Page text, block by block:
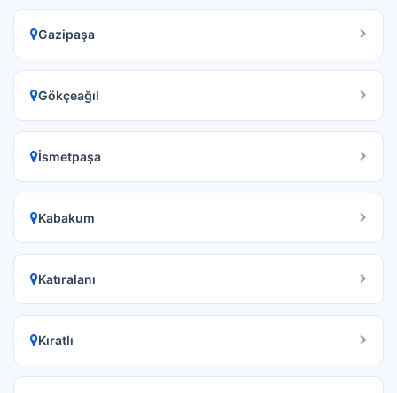
Gazipaşa
Gökçeağıl
İsmetpaşa
Kabakum
Katıralanı
Kıratlı